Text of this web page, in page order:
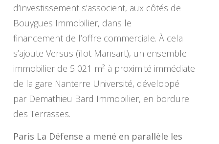
d’investissement s’associent, aux côtés de
Bouygues Immobilier, dans le
financement de l’offre commerciale. À cela
s’ajoute Versus (îlot Mansart), un ensemble
immobilier de 5 021 m² à proximité immédiate
de la gare Nanterre Université, développé
par Demathieu Bard Immobilier, en bordure
des Terrasses.
Paris La Défense a mené en parallèle les